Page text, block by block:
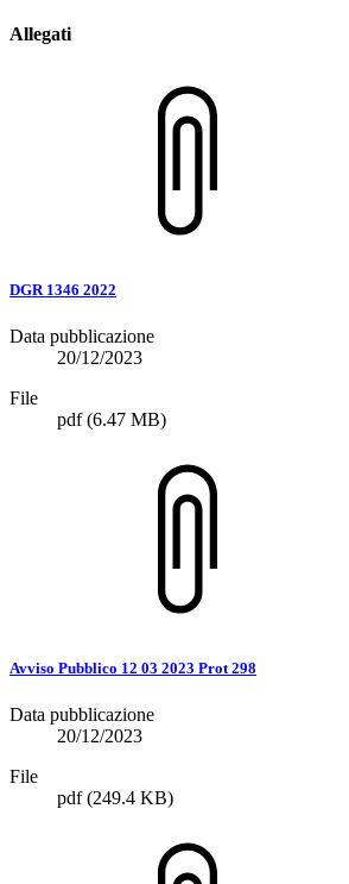
Allegati
DGR 1346 2022
Data pubblicazione
20/12/2023
File
pdf(6.47 MB)
Avviso Pubblico 12 03 2023 Prot 298
Data pubblicazione
20/12/2023
File
pdf(249.4 KB)